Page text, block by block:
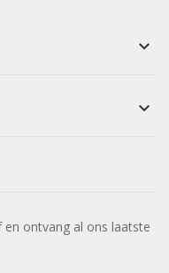
keyboard_arrow_down
keyboard_arrow_down
ontvang al ons laatste